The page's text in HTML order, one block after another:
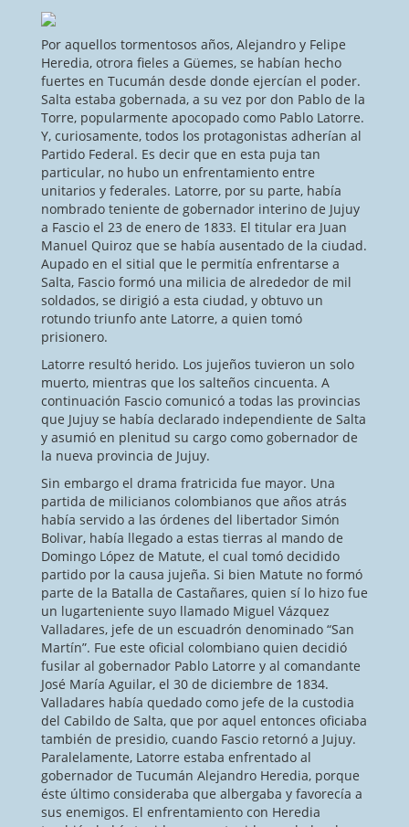
Por aquellos tormentosos años, Alejandro y Felipe
Heredia, otrora fieles a Güemes, se habían hecho
fuertes en Tucumán desde donde ejercían el poder.
Salta estaba gobernada, a su vez por don Pablo de la
Torre, popularmente apocopado como Pablo Latorre.
Y, curiosamente, todos los protagonistas adherían al
Partido Federal. Es decir que en esta puja tan
particular, no hubo un enfrentamiento entre
unitarios y federales. Latorre, por su parte, había
nombrado teniente de gobernador interino de Jujuy
a Fascio el 23 de enero de 1833. El titular era Juan
Manuel Quiroz que se había ausentado de la ciudad.
Aupado en el sitial que le permitía enfrentarse a
Salta, Fascio formó una milicia de alrededor de mil
soldados, se dirigió a esta ciudad, y obtuvo un
rotundo triunfo ante Latorre, a quien tomó
prisionero.
Latorre resultó herido. Los jujeños tuvieron un solo
muerto, mientras que los salteños cincuenta. A
continuación Fascio comunicó a todas las provincias
que Jujuy se había declarado independiente de Salta
y asumió en plenitud su cargo como gobernador de
la nueva provincia de Jujuy.
Sin embargo el drama fratricida fue mayor. Una
partida de milicianos colombianos que años atrás
había servido a las órdenes del libertador Simón
Bolivar, había llegado a estas tierras al mando de
Domingo López de Matute, el cual tomó decidido
partido por la causa jujeña. Si bien Matute no formó
parte de la Batalla de Castañares, quien sí lo hizo fue
un lugarteniente suyo llamado Miguel Vázquez
Valladares, jefe de un escuadrón denominado “San
Martín”. Fue este oficial colombiano quien decidió
fusilar al gobernador Pablo Latorre y al comandante
José María Aguilar, el 30 de diciembre de 1834.
Valladares había quedado como jefe de la custodia
del Cabildo de Salta, que por aquel entonces oficiaba
también de presidio, cuando Fascio retornó a Jujuy.
Paralelamente, Latorre estaba enfrentado al
gobernador de Tucumán Alejandro Heredia, porque
éste último consideraba que albergaba y favorecía a
sus enemigos. El enfrentamiento con Heredia